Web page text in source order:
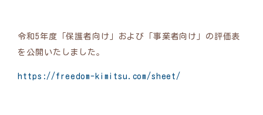
令和5年度「保護者向け」および「事業者向け」の評価表
を公開いたしました。
https://freedom-kimitsu.com/sheet/